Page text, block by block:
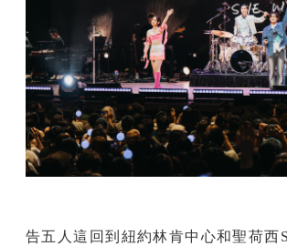
告五人這回到紐約林肯中心和聖荷西